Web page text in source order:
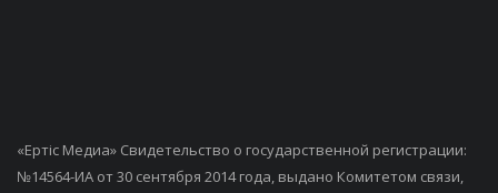
«Ертiс Медиа» Свидетельство о государственной регистрации:
№14564-ИА от 30 сентября 2014 года, выдано Комитетом связи,